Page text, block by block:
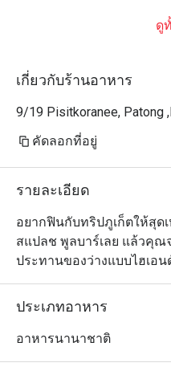
ดู
เกี่ยวกับร้านอาหาร
9/19 Pisitkoranee, Patong
คัดลอกที่อยู่
รายละเอียด
อยากฟินกับทริปภูเก็ตให้สุด
สแปลช พูลบาร์เลย แล้วคุณ
ประทานของว่างแบบไฮเอ
กูนขนาดใหญ่ในสกายวิว รี
สวิมอัพบาร์ที่มีเก้าอี้บาร์ให้
รสให้บริการหากคุณรู้สึกหิว
ประเภทอาหาร
อาหารนานาชาติ